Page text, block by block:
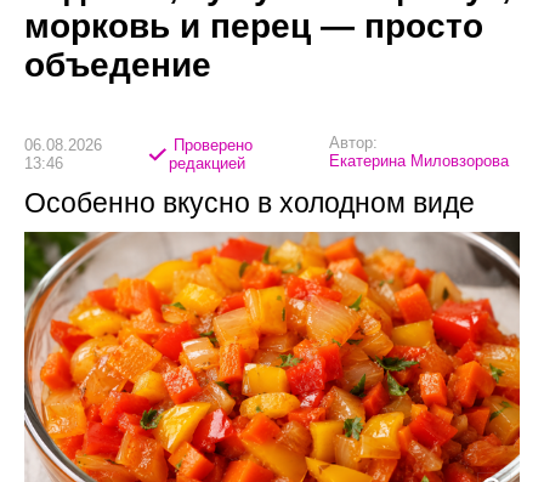
морковь и перец — просто
объедение
06.08.2026
13:46
Проверено
редакцией
Автор:
Екатерина Миловзорова
Особенно вкусно в холодном виде